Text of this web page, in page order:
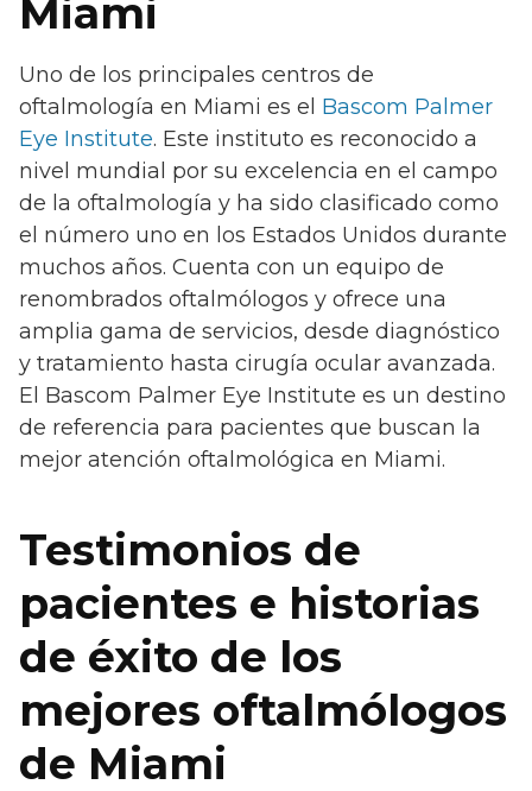
Miami
Uno de los principales centros de
oftalmología en Miami es el Bascom Palmer
Eye Institute. Este instituto es reconocido a
nivel mundial por su excelencia en el campo
de la oftalmología y ha sido clasificado como
el número uno en los Estados Unidos durante
muchos años. Cuenta con un equipo de
renombrados oftalmólogos y ofrece una
amplia gama de servicios, desde diagnóstico
y tratamiento hasta cirugía ocular avanzada.
El Bascom Palmer Eye Institute es un destino
de referencia para pacientes que buscan la
mejor atención oftalmológica en Miami.
Testimonios de
pacientes e historias
de éxito de los
mejores oftalmólogos
de Miami